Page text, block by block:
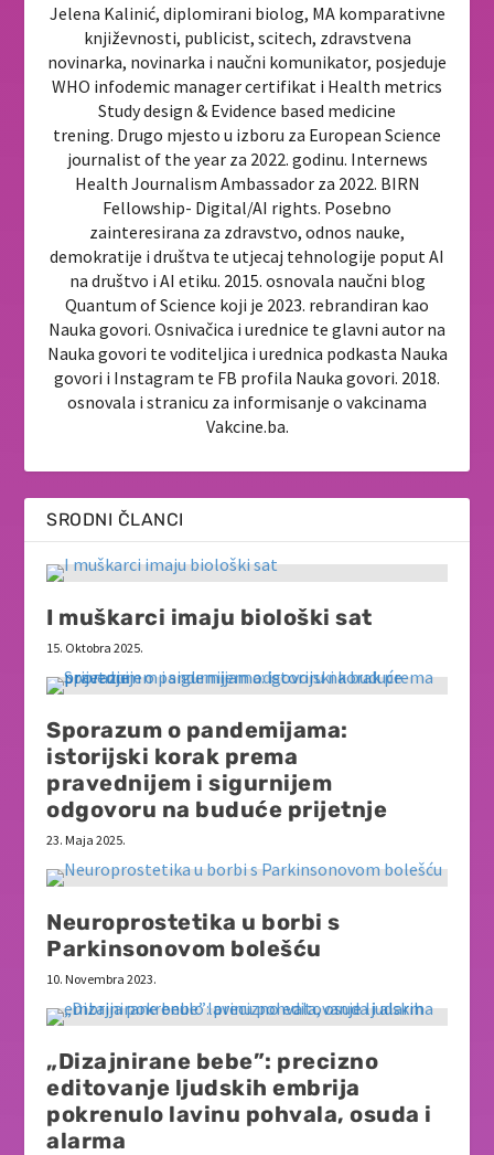
Jelena Kalinić, diplomirani biolog, MA komparativne
književnosti, publicist, scitech, zdravstvena
novinarka, novinarka i naučni komunikator, posjeduje
WHO infodemic manager certifikat i Health metrics
Study design & Evidence based medicine
trening. Drugo mjesto u izboru za European Science
journalist of the year za 2022. godinu. Internews
Health Journalism Ambassador za 2022. BIRN
Fellowship- Digital/AI rights. Posebno
zainteresirana za zdravstvo, odnos nauke,
demokratije i društva te utjecaj tehnologije poput AI
na društvo i AI etiku. 2015. osnovala naučni blog
Quantum of Science koji je 2023. rebrandiran kao
Nauka govori. Osnivačica i urednice te glavni autor na
Nauka govori te voditeljica i urednica podkasta Nauka
govori i Instagram te FB profila Nauka govori. 2018.
osnovala i stranicu za informisanje o vakcinama
Vakcine.ba.
SRODNI ČLANCI
I muškarci imaju biološki sat
15. Oktobra 2025.
Sporazum o pandemijama:
istorijski korak prema
pravednijem i sigurnijem
odgovoru na buduće prijetnje
23. Maja 2025.
Neuroprostetika u borbi s
Parkinsonovom bolešću
10. Novembra 2023.
„Dizajnirane bebe”: precizno
editovanje ljudskih embrija
pokrenulo lavinu pohvala, osuda i
alarma